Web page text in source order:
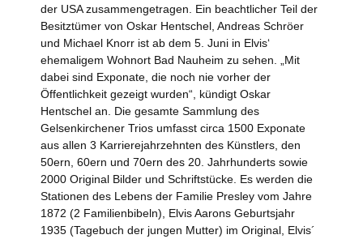
der USA zusammengetragen. Ein beachtlicher Teil der
Besitztümer von Oskar Hentschel, Andreas Schröer
und Michael Knorr ist ab dem 5. Juni in Elvis‘
ehemaligem Wohnort Bad Nauheim zu sehen. „Mit
dabei sind Exponate, die noch nie vorher der
Öffentlichkeit gezeigt wurden“, kündigt Oskar
Hentschel an. Die gesamte Sammlung des
Gelsenkirchener Trios umfasst circa 1500 Exponate
aus allen 3 Karrierejahrzehnten des Künstlers, den
50ern, 60ern und 70ern des 20. Jahrhunderts sowie
2000 Original Bilder und Schriftstücke. Es werden die
Stationen des Lebens der Familie Presley vom Jahre
1872 (2 Familienbibeln), Elvis Aarons Geburtsjahr
1935 (Tagebuch der jungen Mutter) im Original, Elvis´